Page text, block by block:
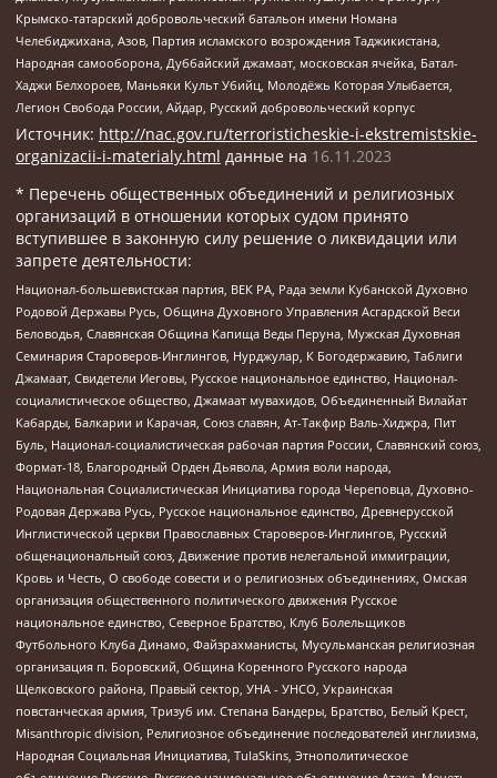
Крымско-татарский добровольческий батальон имени Номана
Челебиджихана, Азов, Партия исламского возрождения Таджикистана,
Народная самооборона, Дуббайский джамаат, московская ячейка, Батал-
Хаджи Белхороев, Маньяки Культ Убийц, Молодёжь Которая Улыбается,
Легион Свобода России, Айдар, Русский добровольческий корпус
Источник: http://nac.gov.ru/terroristicheskie-i-ekstremistskie-
organizacii-i-materialy.html данные на 16.11.2023
* Перечень общественных объединений и религиозных
организаций в отношении которых судом принято
вступившее в законную силу решение о ликвидации или
запрете деятельности:
Национал-большевистская партия, ВЕК РА, Рада земли Кубанской Духовно
Родовой Державы Русь, Община Духовного Управления Асгардской Веси
Беловодья, Славянская Община Капища Веды Перуна, Мужская Духовная
Семинария Староверов-Инглингов, Нурджулар, К Богодержавию, Таблиги
Джамаат, Свидетели Иеговы, Русское национальное единство, Национал-
социалистическое общество, Джамаат мувахидов, Объединенный Вилайат
Кабарды, Балкарии и Карачая, Союз славян, Ат-Такфир Валь-Хиджра, Пит
Буль, Национал-социалистическая рабочая партия России, Славянский союз,
Формат-18, Благородный Орден Дьявола, Армия воли народа,
Национальная Социалистическая Инициатива города Череповца, Духовно-
Родовая Держава Русь, Русское национальное единство, Древнерусской
Инглистической церкви Православных Староверов-Инглингов, Русский
общенациональный союз, Движение против нелегальной иммиграции,
Кровь и Честь, О свободе совести и о религиозных объединениях, Омская
организация общественного политического движения Русское
национальное единство, Северное Братство, Клуб Болельщиков
Футбольного Клуба Динамо, Файзрахманисты, Мусульманская религиозная
организация п. Боровский, Община Коренного Русского народа
Щелковского района, Правый сектор, УНА - УНСО, Украинская
повстанческая армия, Тризуб им. Степана Бандеры, Братство, Белый Крест,
Misanthropic division, Религиозное объединение последователей инглиизма,
Народная Социальная Инициатива, TulaSkins, Этнополитическое